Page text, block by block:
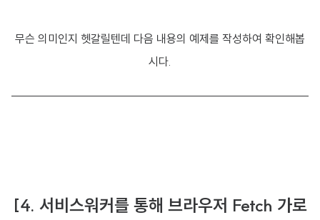
무슨 의미인지 헷갈릴텐데 다음 내용의 예제를 작성하여 확인해봅
시다.
[4. 서비스워커를 통해 브라우저 Fetch 가로